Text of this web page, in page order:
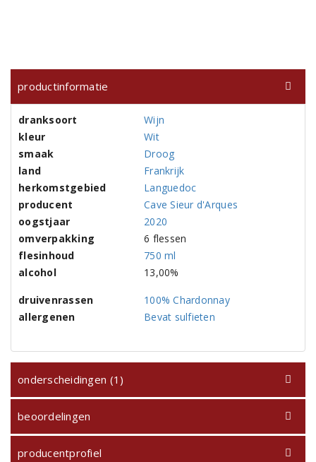
productinformatie
dranksoort
Wijn
kleur
Wit
smaak
Droog
land
Frankrijk
herkomstgebied
Languedoc
producent
Cave Sieur d'Arques
oogstjaar
2020
omverpakking
6 flessen
flesinhoud
750 ml
alcohol
13,00%
druivenrassen
100% Chardonnay
allergenen
Bevat sulfieten
onderscheidingen (1)
beoordelingen
producentprofiel